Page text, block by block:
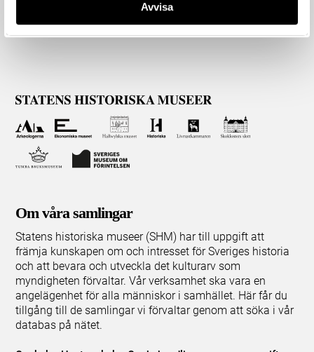
Avvisa
Om våra samlingar
Statens historiska museer (SHM) har till uppgift att
främja kunskapen om och intresset för Sveriges historia
och att bevara och utveckla det kulturarv som
myndigheten förvaltar. Vår verksamhet ska vara en
angelägenhet för alla människor i samhället. Här får du
tillgång till de samlingar vi förvaltar genom att söka i vår
databas på nätet.